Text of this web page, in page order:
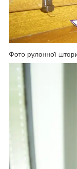
Фото рулонної